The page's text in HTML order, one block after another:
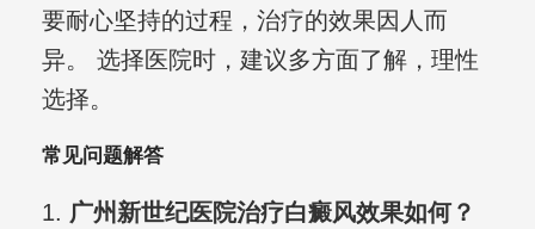
要耐心坚持的过程，治疗的效果因人而
异。 选择医院时，建议多方面了解，理性
选择。
常见问题解答
1. 广州新世纪医院治疗白癜风效果如何？